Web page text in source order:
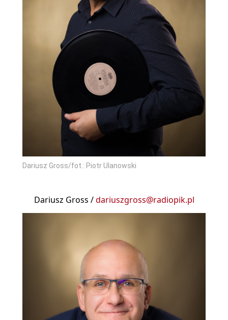
Dariusz Gross/fot.: Piotr Ulanowski
Dariusz Gross /dariuszgross@radiopik.pl